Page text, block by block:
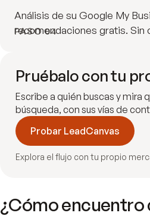
PASO 04
Análisis de su Google My
recomendaciones gratis. Sin
Pruébalo con tu
Escribe a quién buscas y mira
búsqueda, con sus vías de
Probar LeadCanvas
Explora el flujo con tu propio
¿Cómo encuentro